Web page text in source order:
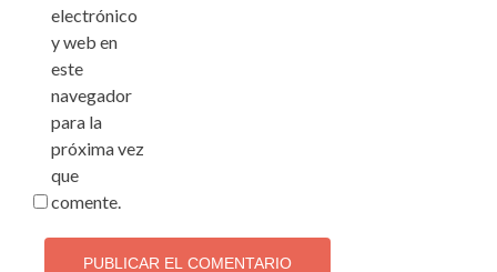
electrónico
y web en
este
navegador
para la
próxima vez
que
comente.